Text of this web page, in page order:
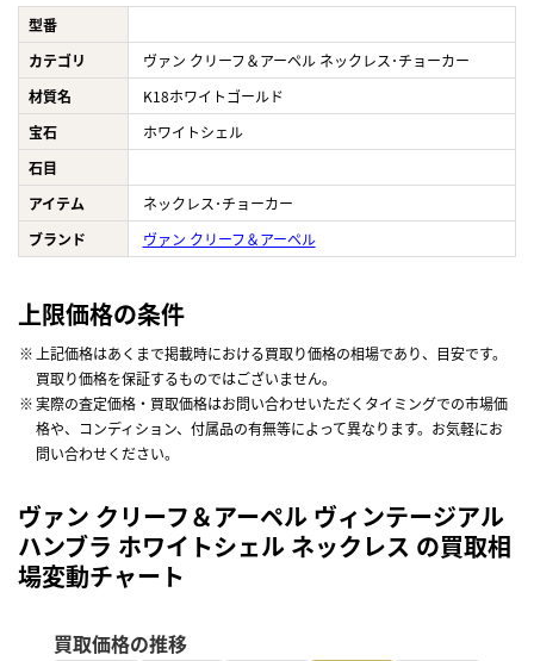
型番
カテゴリ
ヴァン クリーフ＆アーペル ネックレス･チョーカー
材質名
K18ホワイトゴールド
宝石
ホワイトシェル
石目
アイテム
ネックレス･チョーカー
ブランド
ヴァン クリーフ＆アーペル
上限価格の条件
上記価格はあくまで掲載時における買取り価格の相場であり、目安です。
買取り価格を保証するものではございません。
実際の査定価格・買取価格はお問い合わせいただくタイミングでの市場価
格や、コンディション、付属品の有無等によって異なります。お気軽にお
問い合わせください。
ヴァン クリーフ＆アーペル ヴィンテージアル
ハンブラ ホワイトシェル ネックレス の買取相
場変動チャート
買取価格の推移